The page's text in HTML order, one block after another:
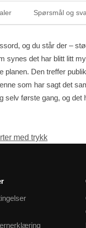
Spørsmål og
og du står der –
synes det har blitt litt
planen. Den treffer
som har sagt det
selv første gang, og det
med trykk